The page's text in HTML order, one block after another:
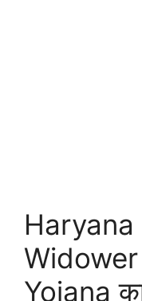
Yojana का